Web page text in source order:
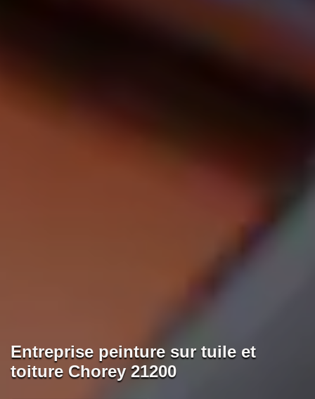
Entreprise peinture sur tuile et
toiture Chorey 21200